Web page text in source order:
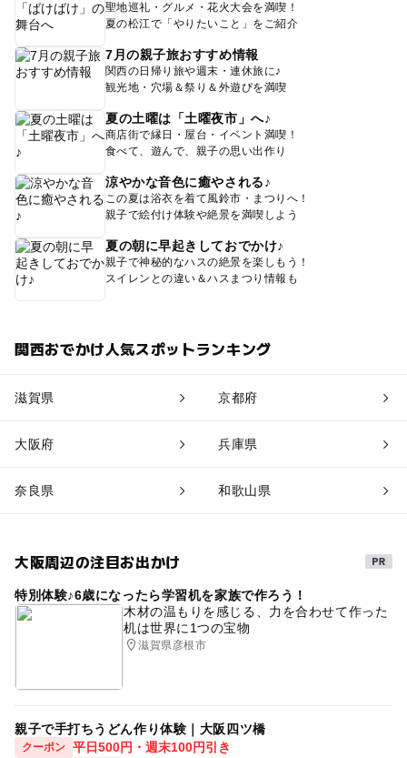
聖地巡礼・グルメ・花火大会を満喫！
夏の松江で「やりたいこと」をご紹介
7月の親子旅おすすめ情報
関西の日帰り旅や週末・連休旅に♪
観光地・穴場＆祭り＆外遊びを満喫
夏の土曜は「土曜夜市」へ♪
商店街で縁日・屋台・イベント満喫！
食べて、遊んで、親子の思い出作り
涼やかな音色に癒やされる♪
この夏は浴衣を着て風鈴市・まつりへ！
親子で絵付け体験や絶景を満喫しよう
夏の朝に早起きしておでかけ♪
親子で神秘的なハスの絶景を楽しもう！
スイレンとの違い＆ハスまつり情報も
関西おでかけ人気スポットランキング
滋賀県 京都府
大阪府 兵庫県
奈良県 和歌山県
大阪周辺の注目お出かけ
特別体験♪6歳になったら学習机を家族で作ろう！
木材の温もりを感じる、力を合わせて作った
机は世界に1つの宝物
滋賀県彦根市
親子で手打ちうどん作り体験｜大阪四ツ橋
クーポン 平日500円・週末100円引き